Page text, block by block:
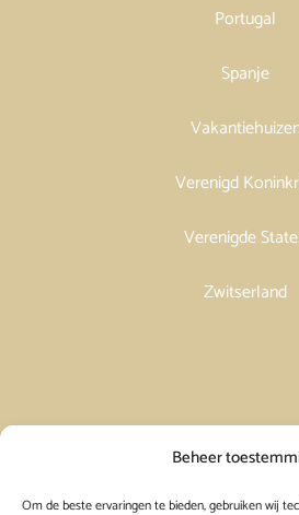
Beheer
Om de beste ervaringen te bieden, gebruiken wij
Portugal
Spanje
Verenigd
Verenigde
Zwitserland